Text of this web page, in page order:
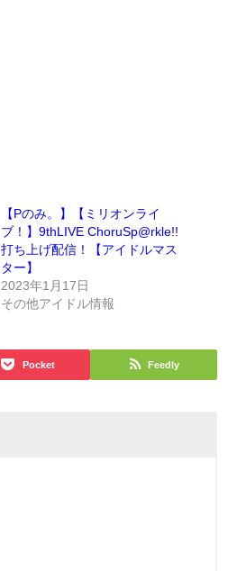
【Pのみ。】【ミリオンライ
ブ！】9thLIVE ChoruSp@rkle!!
打ち上げ配信！【アイドルマス
ター】
2023年1月17日
その他アイドル情報
Pocket Feedly